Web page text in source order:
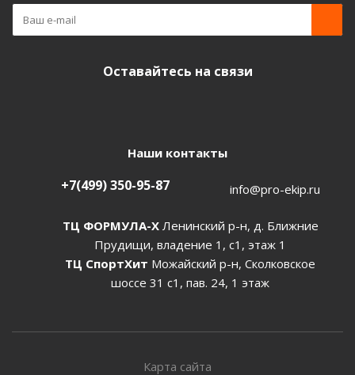
Оставайтесь на связи
Наши контакты
+7(499) 350-95-87 info@pro-ekip.ru
ТЦ ФОРМУЛА-ХЛенинский р-н, д. Ближние
Прудищи, владение 1, с1, этаж 1
ТЦ СпортХит Можайский р-н, Сколковское
шоссе 31 с1, пав. 24, 1 этаж
Карта сайта